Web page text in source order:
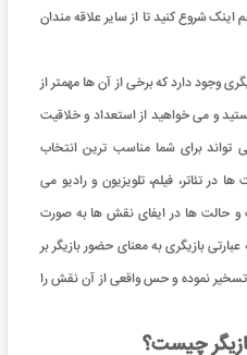
شروع کنید تا از سایر علاقه مندان
وجود دارد که برخی از آن ‌ها مهمتر از
و می خواهید از استعداد و خلاقیت
تواند برای شما مناسب ترین انتخاب
تئاتر، فیلم، تلویزیون و رادیو می
و حالت ها در ایفای نقش ها به صورت
بازیگری به معنای حضور بازیگر بر
نموده و حس واقعی از آن نقش را
چیست؟